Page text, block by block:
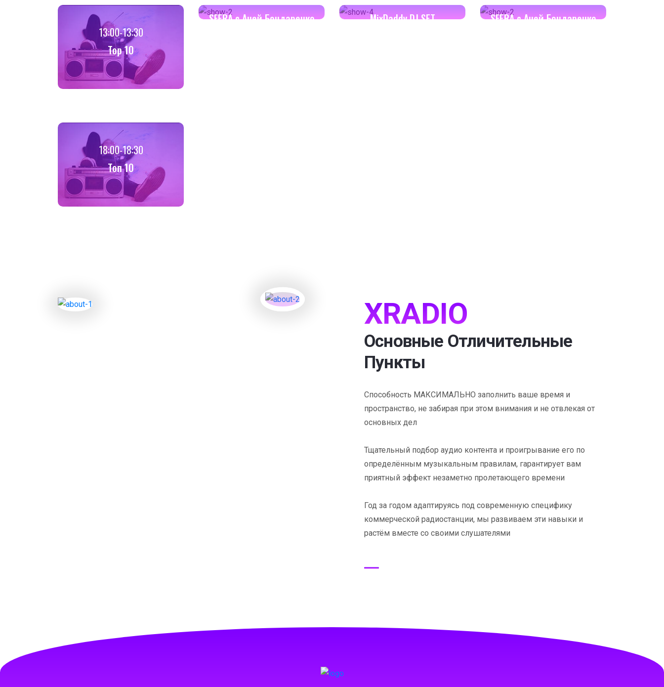
13:00-13:30
Top 10
SFERA с Аней Бондаренко
MixDaddy DJ SET
SFERA с Аней Бондаренко
18:00-18:30
Toп 10
XRADIO
Основные Отличительные
Пункты
Способность МАКСИМАЛЬНО заполнить ваше время и
пространство, не забирая при этом внимания и не отвлекая от
основных дел
Тщательный подбор аудио контента и проигрывание его по
определённым музыкальным правилам, гарантирует вам
приятный эффект незаметно пролетающего времени
Год за годом адаптируясь под современную специфику
коммерческой радиостанции, мы развиваем эти навыки и
растём вместе со своими слушателями